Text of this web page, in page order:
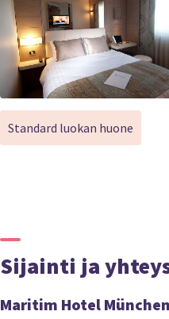
Standard luokan huone
Sijainti ja
Maritim Hotel München